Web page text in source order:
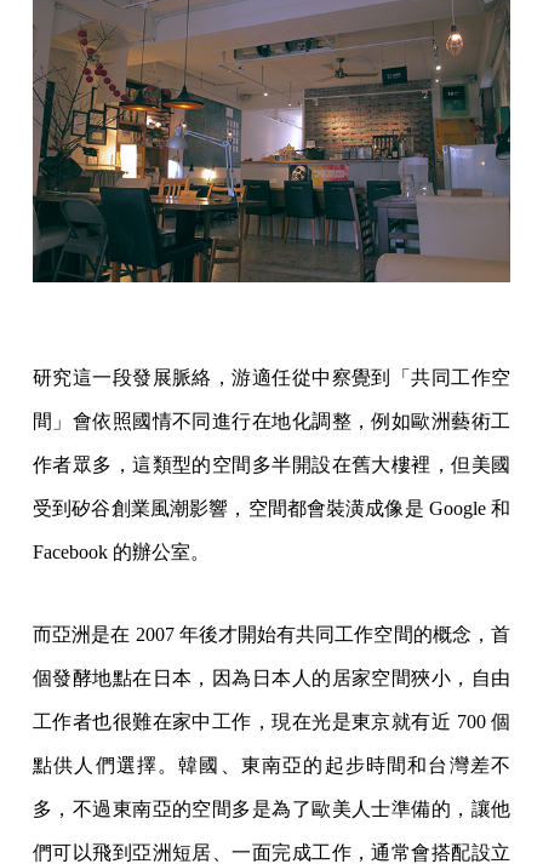
研究這一段發展脈絡，游適任從中察覺到「共同工作空
間」會依照國情不同進行在地化調整，例如歐洲藝術工
作者眾多，這類型的空間多半開設在舊大樓裡，但美國
受到矽谷創業風潮影響，空間都會裝潢成像是 Google 和
Facebook 的辦公室。
而亞洲是在 2007 年後才開始有共同工作空間的概念，首
個發酵地點在日本，因為日本人的居家空間狹小，自由
工作者也很難在家中工作，現在光是東京就有近 700 個
點供人們選擇。韓國、東南亞的起步時間和台灣差不
多，不過東南亞的空間多是為了歐美人士準備的，讓他
們可以飛到亞洲短居、一面完成工作，通常會搭配設立